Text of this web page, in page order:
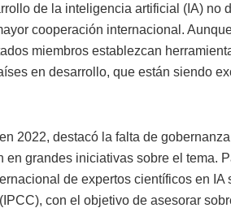
de la inteligencia artificial (IA) no
cooperación internacional.
miembros establezcan
en desarrollo, que están siendo
2022, destacó la falta de
grandes iniciativas sobre el tema.
de expertos científicos en IA
con el objetivo de asesorar